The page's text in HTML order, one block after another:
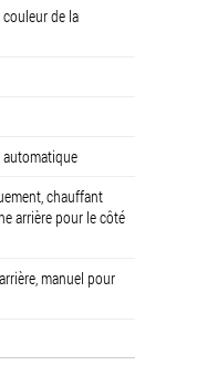
de la
chauffant
arrière pour le côté
manuel pour